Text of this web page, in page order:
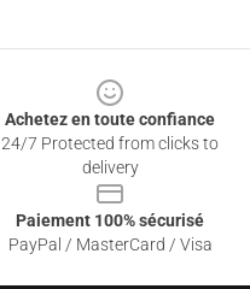
Achetez en toute confiance
24/7 Protected from clicks to
delivery
Paiement 100% sécurisé
PayPal / MasterCard / Visa